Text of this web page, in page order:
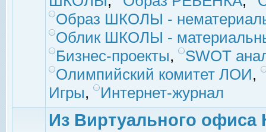
Образ ШКОЛЫ -
Облик ШКОЛЫ -
Бизнес-проекты,
SWOT
Олимпийский комитет ЛОИ,
Игры, Интернет-журнал
Из Виртуального офиса